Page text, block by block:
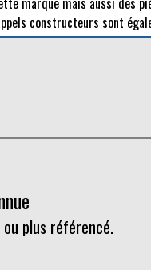
constructeurs sont
plus référencé.